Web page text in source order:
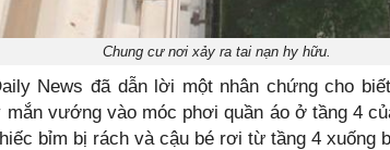
Chung cư nơi xảy ra tai nạn hy hữu.
News đã dẫn lời một nhân chứng cho
mắn vướng vào móc phơi quần áo ở tầng 4
bỉm bị rách và cậu bé rơi từ tầng 4 xuống